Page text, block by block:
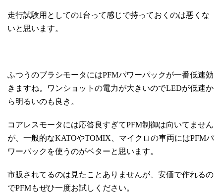
走行試験用としての1台って感じで持っておくのは悪くな
いと思います。
ふつうのブラシモータにはPFMパワーパックが一番低速効
きますね。ワンショットの電力が大きいのでLEDが低速か
ら明るいのも良き。
コアレスモータには応答良すぎてPFM制御は向いてません
が、一般的なKATOやTOMIX、マイクロの車両にはPFMパ
ワーパックを使うのがベターと思います。
市販されてるのは見たことありませんが、安価で作れるの
でPFMもぜひ一度お試しください。